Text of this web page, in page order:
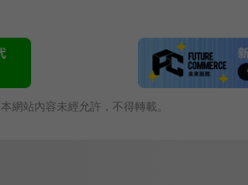
本網站內容未經允許，不得轉載。